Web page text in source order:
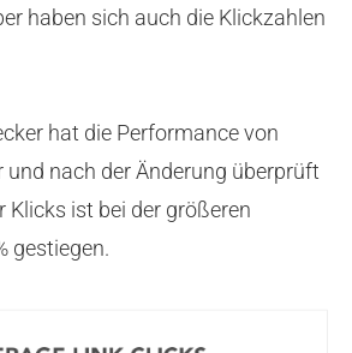
haben sich auch die Klickzahlen
hat die Performance von
und nach der Änderung überprüft
Klicks ist bei der größeren
gestiegen.